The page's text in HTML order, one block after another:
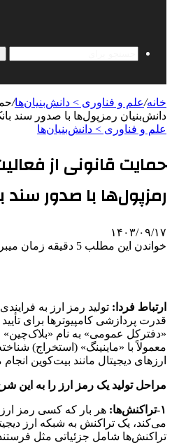
خانه/علم و فناوری‌ > دانش‌بنیان‌ها/
دانش‌بنیان رمزپول‌ها با صدور سند
علم و فناوری‌ > دانش‌بنیان‌ها
حمایت قانونی از
رمزپول‌ها با صدور سند
۱۴۰۳/۰۹/۱۷
خواندن این مطلب 5 دقیقه زمان میبرد
ارتباط فردا: تولید رمز ارز به
قدرت پردازشی کامپیوترها برای
«دفترکل عمومی» به نام «بلاک‌چین»
معمولاً با «ماینینگ» (استخراج)
ارزهای دیجیتال مانند بیت‌کوین
مراحل تولید یک رمز ارز را به این
۱-تراکنش‌ها:
هر بار که کسی رمز
می‌کند، یک تراکنش به شبکه ارز
تراکنش‌ها شامل جزئیاتی مثل